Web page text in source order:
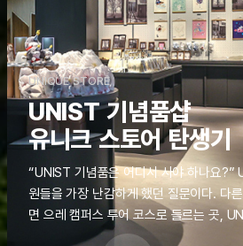
UNIQUE STORE
UNIST 기념품샵
유니크 스토어 탄생기
“UNIST 기념품은 어디서 사야 하나요?”
원들을 가장 난감하게 했던 질문이다. 다
면 으레 캠퍼스 투어 코스로 들르는 곳,
것’이 없었다. 학교 탐방을 왔던 고등학생